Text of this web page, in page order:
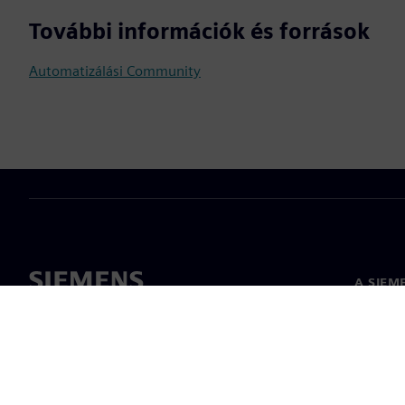
További információk és források
Automatizálási Community
A